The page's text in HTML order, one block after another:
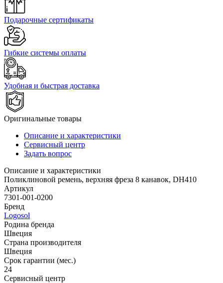
Подарочные сертификаты
Гибкие системы оплаты
Удобная и быстрая доставка
Оригинальные товары
Описание и характеристики
Сервисный центр
Задать вопрос
Описание и характеристики
Поликлиновой ремень, верхняя фреза 8 канавок, DH410
Артикул
7301-001-0200
Бренд
Logosol
Родина бренда
Швеция
Страна производителя
Швеция
Срок гарантии (мес.)
24
Сервисный центр